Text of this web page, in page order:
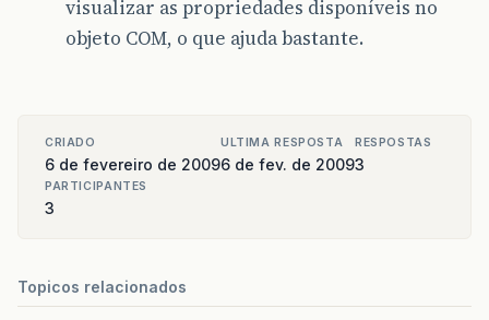
visualizar as propriedades disponíveis no
objeto COM, o que ajuda bastante.
CRIADO
6 de fevereiro de 2009
ULTIMA RESPOSTA
6 de fev. de 2009
RESPOSTAS
3
PARTICIPANTES
3
Topicos relacionados